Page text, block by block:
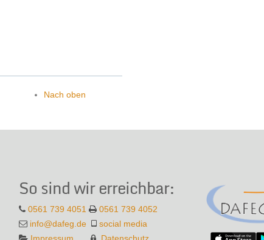
Nach oben
So sind wir erreichbar:
0561 739 4051
0561 739 4052
info@dafeg.de
social media